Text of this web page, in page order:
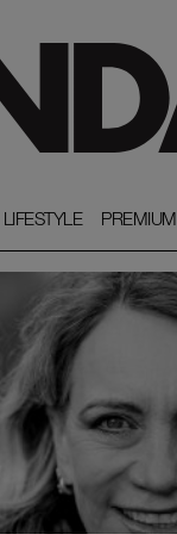
LIFESTYLE
LIFESTYLE PREMIUM
PREMIUM